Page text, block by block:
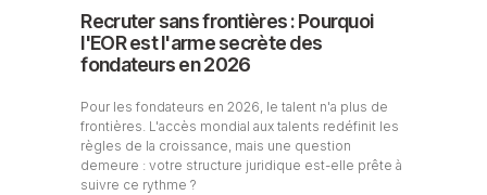
Recruter sans frontières : Pourquoi
l'EOR est l'arme secrète des
fondateurs en 2026
Pour les fondateurs en 2026, le talent n'a plus de
frontières. L'accès mondial aux talents redéfinit les
règles de la croissance, mais une question
demeure : votre structure juridique est-elle prête à
suivre ce rythme ?